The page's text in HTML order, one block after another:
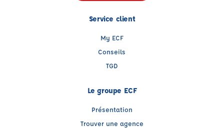
Service client
My ECF
Conseils
TGD
Le groupe ECF
Présentation
Trouver une agence